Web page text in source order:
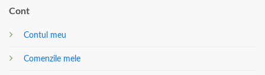
Cont
Contul meu
Comenzile mele